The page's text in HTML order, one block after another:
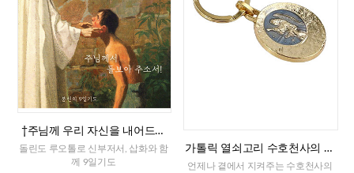
†주님께 우리 자신을 내어드리
는 9일기도
돌린도 루오톨로 신부저서, 삽화와 함
께 9일기도
가톨릭 열쇠고리 수호천사의 축
복(프랑스)
언제나 곁에서 지켜주는 수호천사의